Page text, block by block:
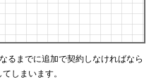
るまでに追加で契約しなければなら
しまいます。